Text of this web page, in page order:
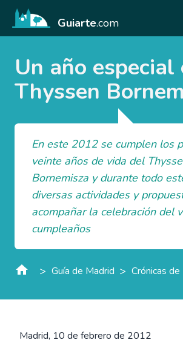
Guiarte.com
Un año especial
Thyssen
En este 2012 se cumplen los
veinte años de vida del
Bornemisza y durante todo
diversas actividades y
acompañar la celebración del
cumpleaños
> Guía de Madrid > Crónicas
Madrid, 10 de febrero de 2012